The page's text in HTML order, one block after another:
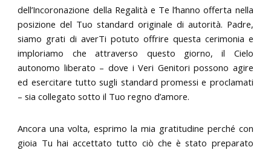
dell’Incoronazione della Regalità e Te l’hanno offerta nella
posizione del Tuo standard originale di autorità. Padre,
siamo grati di averTi potuto offrire questa cerimonia e
imploriamo che attraverso questo giorno, il Cielo
autonomo liberato – dove i Veri Genitori possono agire
ed esercitare tutto sugli standard promessi e proclamati
– sia collegato sotto il Tuo regno d’amore.
Ancora una volta, esprimo la mia gratitudine perché con
gioia Tu hai accettato tutto ciò che è stato preparato